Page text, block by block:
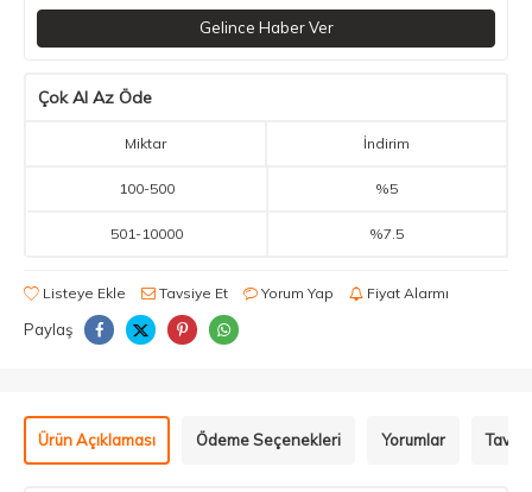
Gelince Haber Ver
Çok Al Az Öde
Miktar İndirim
100-500 %5
501 -10000 %7.5
Listeye Ekle Tavsiye Et Yorum Yap Fiyat Alarmı
Paylaş
Ürün Açıklaması Ödeme Seçenekleri Yorumlar